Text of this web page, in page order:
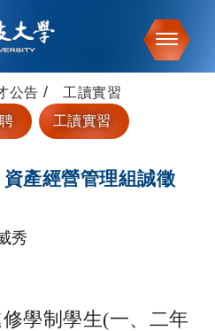
要內容
公告
工讀實習
工讀實習
資產經營管理組誠徵
：
秀
學制學生(一、二年